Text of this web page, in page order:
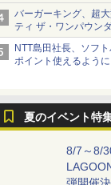
バーガーキング、超
ティ ザ・ワンパウン
約1656kcal、総重量
NTT島田社長、ソフ
ポイント使えるように
夏のイベント特
8/7～8/